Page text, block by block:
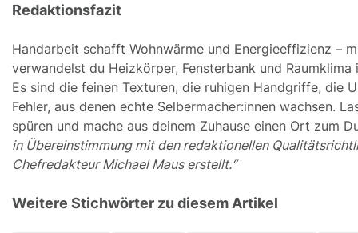
Redaktionsfazit
Handarbeit schafft Wohnwärme und Energieeffizienz –
verwandelst du Heizkörper, Fensterbank und Raumklima
Es sind die feinen Texturen, die ruhigen Handgriffe, die
Fehler, aus denen echte Selbermacher:innen wachsen.
spüren und mache aus deinem Zuhause einen Ort zum
in Übereinstimmung mit den redaktionellen
Chefredakteur Michael Maus erstellt.“
Weitere Stichwörter zu diesem Artikel